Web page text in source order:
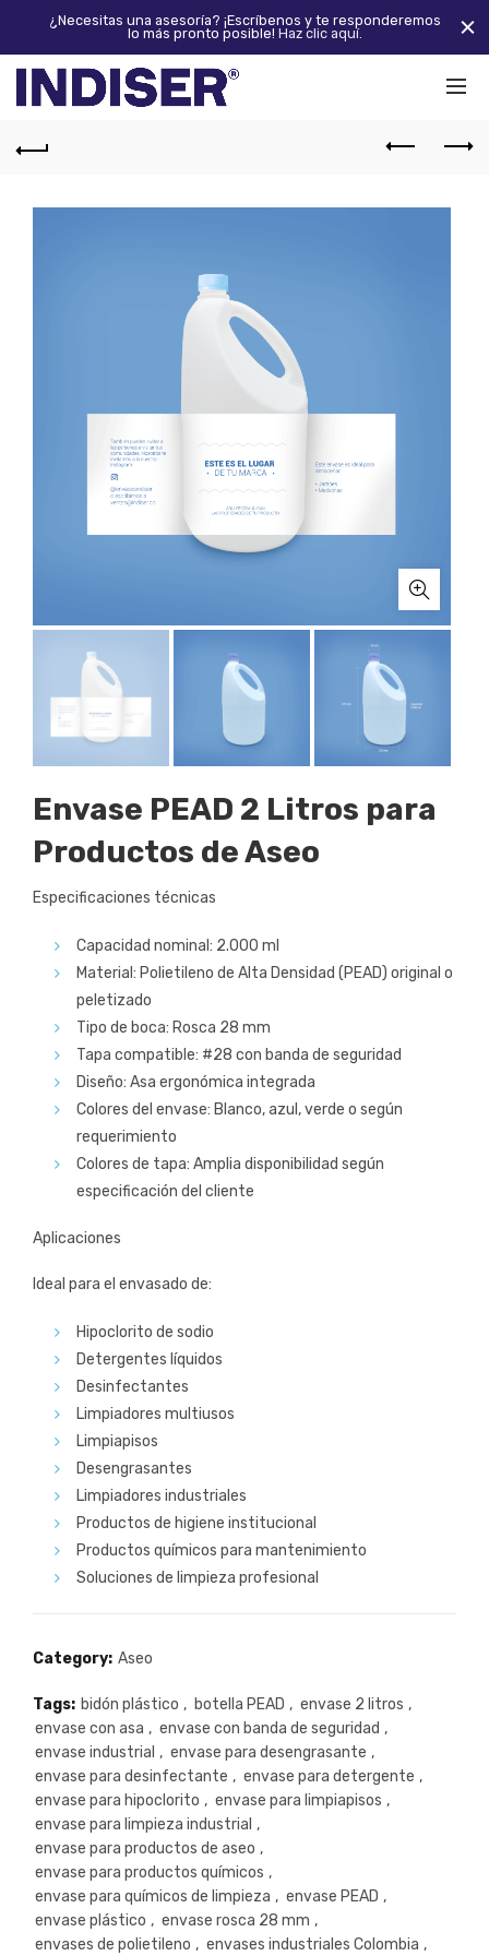
Envase PEAD 2 Litros para
Productos de Aseo
Especificaciones técnicas
Capacidad nominal: 2.000 ml
Material: Polietileno de Alta Densidad (PEAD) original o
peletizado
Tipo de boca: Rosca 28 mm
Tapa compatible: #28 con banda de seguridad
Diseño: Asa ergonómica integrada
Colores del envase: Blanco, azul, verde o según
requerimiento
Colores de tapa: Amplia disponibilidad según
especificación del cliente
Aplicaciones
Ideal para el envasado de:
Hipoclorito de sodio
Detergentes líquidos
Desinfectantes
Limpiadores multiusos
Limpiapisos
Desengrasantes
Limpiadores industriales
Productos de higiene institucional
Productos químicos para mantenimiento
Soluciones de limpieza profesional
Category: Aseo
Tags: bidón plástico , botella PEAD , envase 2 litros ,
envase con asa , envase con banda de seguridad ,
envase industrial , envase para desengrasante ,
envase para desinfectante , envase para detergente ,
envase para hipoclorito , envase para limpiapisos ,
envase para limpieza industrial ,
envase para productos de aseo ,
envase para productos químicos ,
envase para químicos de limpieza , envase PEAD ,
envase plástico , envase rosca 28 mm ,
envases de polietileno , envases industriales Colombia ,
¿Necesitas una asesoría? ¡Escríbenos y te responderemos
lo más pronto posible! Haz clic aquí.